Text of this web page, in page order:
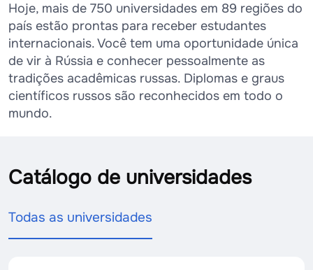
Hoje, mais de 750 universidades em 89 regiões do
país estão prontas para receber estudantes
internacionais. Você tem uma oportunidade única
de vir à Rússia e conhecer pessoalmente as
tradições acadêmicas russas. Diplomas e graus
científicos russos são reconhecidos em todo o
mundo.
Catálogo de universidades
Todas as universidades